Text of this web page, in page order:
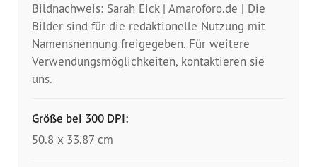
Bildnachweis: Sarah Eick | Amaroforo.de | Die
Bilder sind für die redaktionelle Nutzung mit
Namensnennung freigegeben. Für weitere
Verwendungsmöglichkeiten, kontaktieren sie
uns.
Größe bei 300 DPI:
50.8 x 33.87 cm